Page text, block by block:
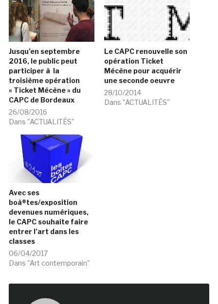
Jusqu’en septembre
2016, le public peut
participer à la
troisième opération
« Ticket Mécène » du
CAPC de Bordeaux
26/08/2016
Dans "ACTUALITÉS"
Le CAPC renouvelle son
opération Ticket
Mécène pour acquérir
une seconde oeuvre
28/10/2014
Dans "ACTUALITÉS"
Avec ses
boà®tes/exposition
devenues numériques,
le CAPC souhaite faire
entrer l’art dans les
classes
06/04/2017
Dans "Art contemporain"